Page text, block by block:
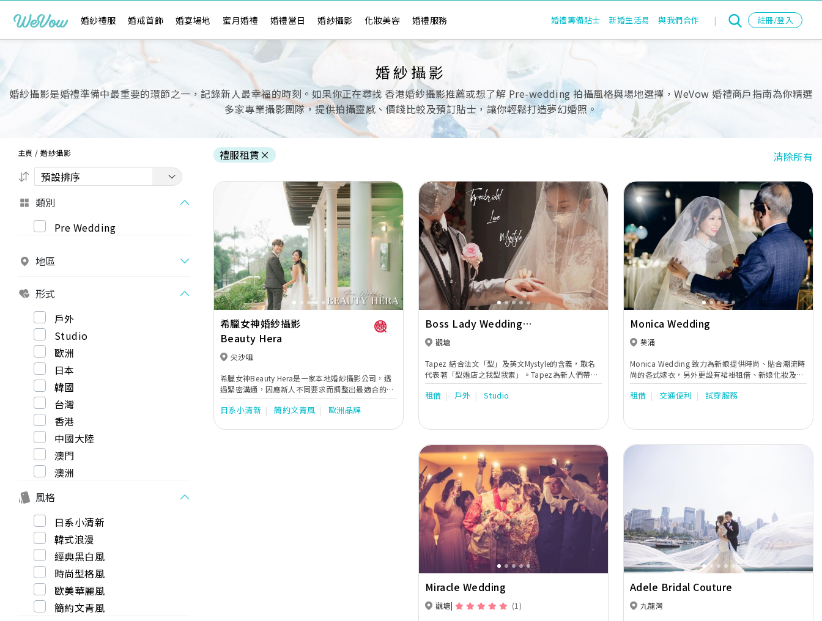
婚紗禮服 婚戒首飾 婚宴場地 蜜月婚禮 婚禮當日 婚紗攝影 化妝美容 婚禮服務 婚禮籌備貼士 新婚生活易 與我們合作 | 註冊/登入
婚紗攝影
婚紗攝影是婚禮準備中最重要的環節之一，記錄新人最幸福的時刻。如果你正在尋找 香港婚紗攝影推薦或想了解 Pre-wedding 拍攝風格與場地選擇，WeVow 婚禮商戶指南為你精選
多家專業攝影團隊，提供拍攝靈感、價錢比較及預訂貼士，讓你輕鬆打造夢幻婚照。
主頁 /婚紗攝影
類別
Pre Wedding
地區
形式
戶外
Studio
歐洲
日本
韓國
台灣
香港
中國大陸
澳門
澳洲
風格
日系小清新
韓式浪漫
經典黑白風
時尚型格風
歐美華麗風
簡約文青風
禮服租賃 × 清除所有
Previous Next
希臘女神婚紗攝影
Beauty Hera
尖沙咀
希臘女神Beauty Hera是一家本地婚紗攝影公司，透
過緊密溝通，因應新人不同要求而調整出最適合的拍
攝路線，使新人的婚紗照有著連貫的故事性。同時亦
貼心地提供全方位的婚嫁服務。位於婚紗街的希臘女
務。
日系小清新 簡約文青風 歐洲品牌
Previous Next
Boss Lady Wedding
Photography
觀塘
Tapez 結合法文「型」及英文Mystyle的含義，取名
代表著「型婚店之我型我素」。Tapez為新人們帶來
不同的驚喜，並不定時採購 / 搜尋不同的款式，包括
更型、更潮、更典雅、更華麗的婚紗、晚裝、男禮
租借 戶外 Studio
Previous Next
Monica Wedding
葵涌
Monica Wedding 致力為新娘提供時尚、貼合潮流時
尚的各式嫁衣，另外更設有裙褂租借、新娘化妝及髮
型、婚禮攝影及錄影等一站式服務，令新人更輕鬆籌
備人生大事。
租借 交通便利 試穿服務
Previous Next
Miracle Wedding
觀塘 (1)
Previous
Adele Bridal Couture
九龍灣